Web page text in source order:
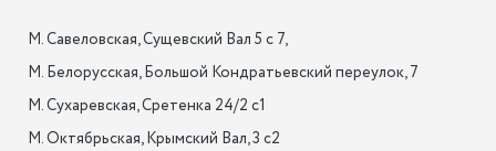
М. Савеловская, Сущевский Вал 5 с 7,
М. Белорусская, Большой Кондратьевский переулок, 7
М. Сухаревская, Сретенка 24/2 с1
М. Октябрьская, Крымский Вал, 3 с2